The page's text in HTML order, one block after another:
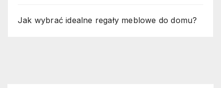
Jak wybrać idealne regały meblowe do domu?